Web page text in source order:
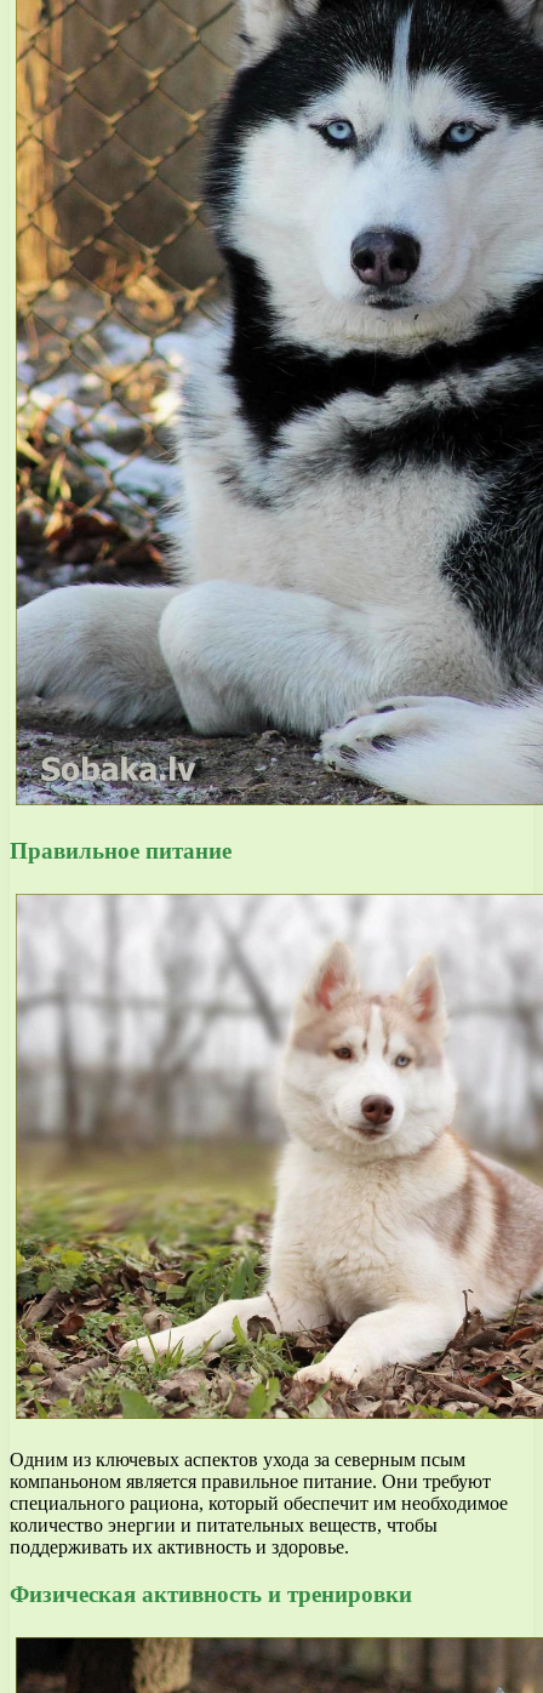
Правильное питание
Одним из ключевых аспектов ухода за северным псым
компаньоном является правильное питание. Они требуют
специального рациона, который обеспечит им необходимое
количество энергии и питательных веществ, чтобы
поддерживать их активность и здоровье.
Физическая активность и тренировки